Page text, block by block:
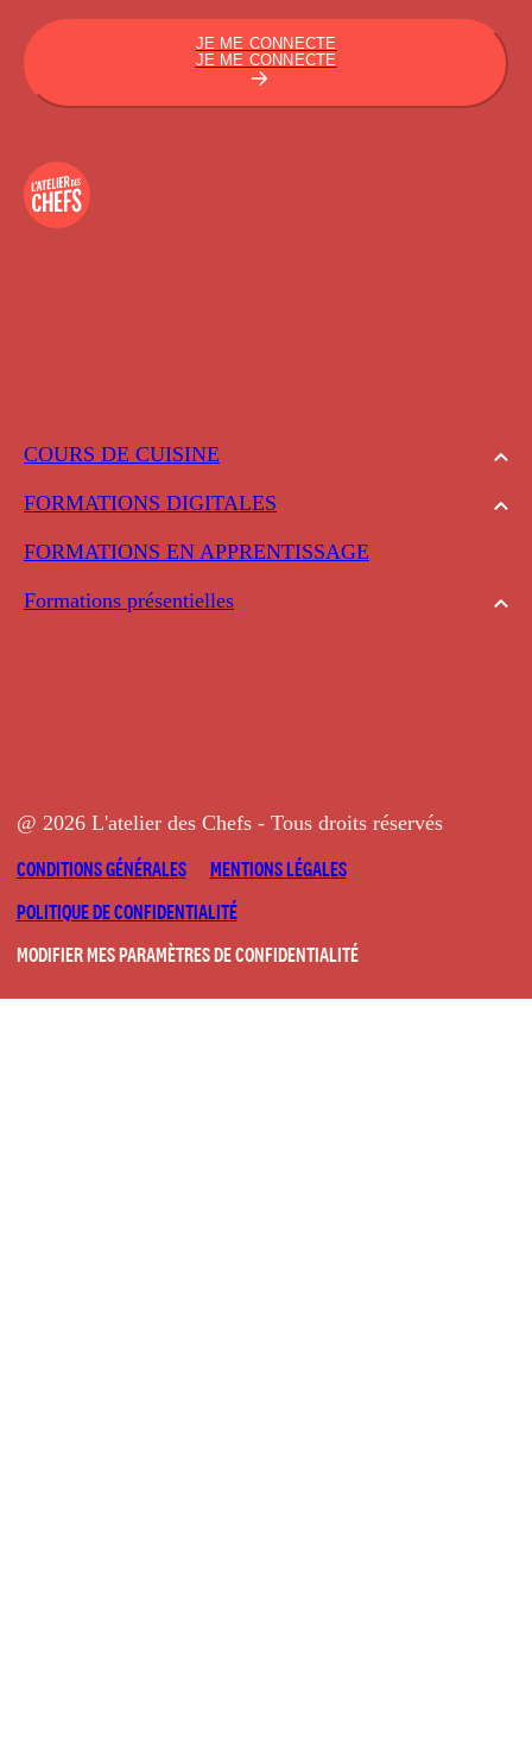
COURS DE CUISINE
FORMATIONS DIGITALES
FORMATIONS EN APPRENTISSAGE
Formations présentielles
JE ME CONNECTE
JE ME CONNECTE
@ 2026 L'atelier des Chefs - Tous droits réservés
CONDITIONS GÉNÉRALES
MENTIONS LÉGALES
POLITIQUE DE CONFIDENTIALITÉ
MODIFIER MES PARAMÈTRES DE CONFIDENTIALITÉ